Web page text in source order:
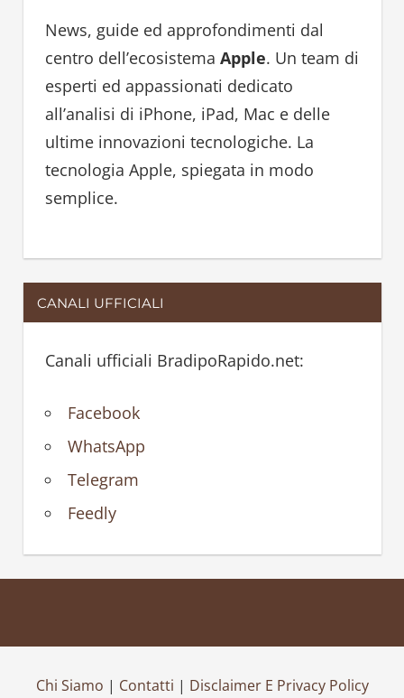
News, guide ed approfondimenti dal
centro dell’ecosistema Apple. Un team di
esperti ed appassionati dedicato
all’analisi di iPhone, iPad, Mac e delle
ultime innovazioni tecnologiche. La
tecnologia Apple, spiegata in modo
semplice.
CANALI UFFICIALI
Canali ufficiali BradipoRapido.net:
Facebook
WhatsApp
Telegram
Feedly
Chi Siamo | Contatti | Disclaimer E Privacy Policy